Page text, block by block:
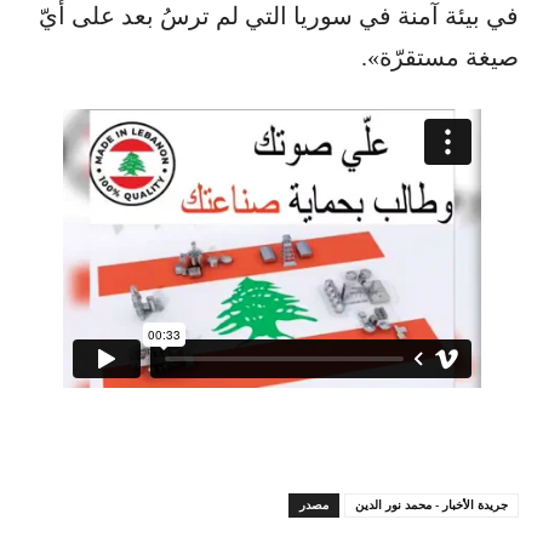
في بيئة آمنة في سوريا التي لم ترسُ بعد على أيّ
صيغة مستقرّة».
مصدر جريدة الأخبار - محمد نور الدين